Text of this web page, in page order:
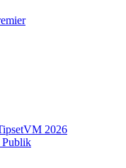
VM 2026
Publik